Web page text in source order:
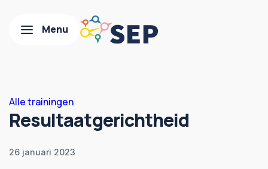
Alle trainingen
Resultaatgerichtheid
26 januari 2023